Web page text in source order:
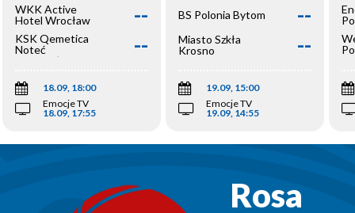
WKK Active
Hotel Wrocław
--
KSK Qemetica
Noteć
Inowrocław
--
18.09, 18:00
Emocje TV
18.09, 17:55
BS Polonia Bytom --
Miasto Szkła
Krosno
--
19.09, 15:00
Emocje TV
19.09, 14:55
Rosa